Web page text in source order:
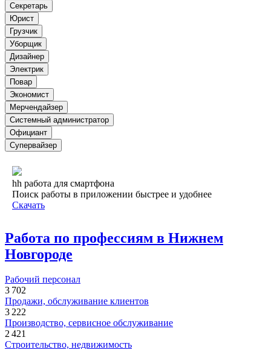
Секретарь
Юрист
Грузчик
Уборщик
Дизайнер
Электрик
Повар
Экономист
Мерчендайзер
Системный администратор
Официант
Супервайзер
hh работа для смартфона
Поиск работы в приложении быстрее и удобнее
Скачать
Работа по профессиям в Нижнем
Новгороде
Рабочий персонал
3 702
Продажи, обслуживание клиентов
3 222
Производство, сервисное обслуживание
2 421
Строительство, недвижимость